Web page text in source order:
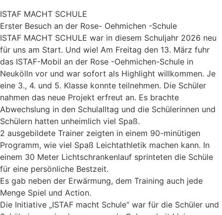
ISTAF MACHT SCHULE
Erster Besuch an der Rose- Oehmichen -Schule
ISTAF MACHT SCHULE war in diesem Schuljahr 2026 neu
für uns am Start. Und wie! Am Freitag den 13. März fuhr
das ISTAF-Mobil an der Rose -Oehmichen-Schule in
Neukölln vor und war sofort als Highlight willkommen. Je
eine 3., 4. und 5. Klasse konnte teilnehmen. Die Schüler
nahmen das neue Projekt erfreut an. Es brachte
Abwechslung in den Schulalltag und die Schülerinnen und
Schülern hatten unheimlich viel Spaß.
2 ausgebildete Trainer zeigten in einem 90-minütigen
Programm, wie viel Spaß Leichtathletik machen kann. In
einem 30 Meter Lichtschrankenlauf sprinteten die Schüle
für eine persönliche Bestzeit.
Es gab neben der Erwärmung, dem Training auch jede
Menge Spiel und Action.
Die Initiative „ISTAF macht Schule“ war für die Schüler und